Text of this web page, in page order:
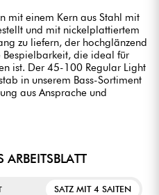
mit einem Kern aus Stahl mit
und mit nickelplattiertem
zu liefern, der hochglänzend
die ideal für
ist. Der 45-100 Regular Light
in unserem Bass-Sortiment
aus Ansprache und
SATZ MIT 4 SAITEN